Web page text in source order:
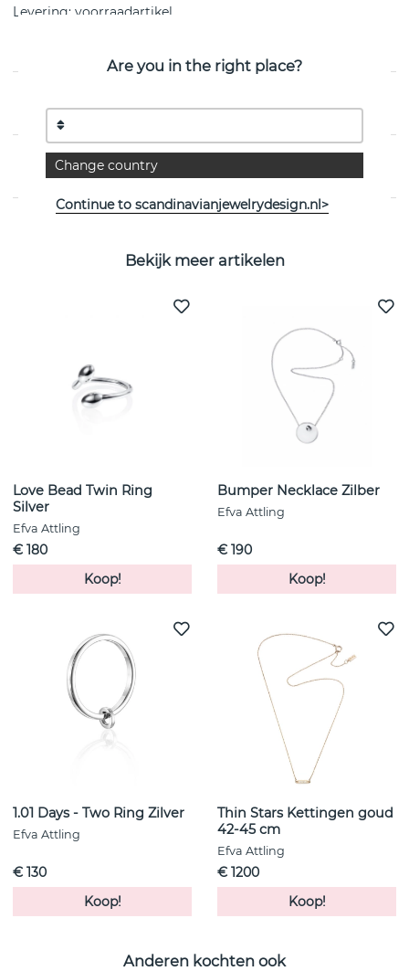
Levering: voorraadartikel
EIGENSCHAPPEN
Bekijk meer artikelen
Love Bead Twin Ring
Silver
Efva Attling
€ 180
Koop!
Bumper Necklace Zilber
Efva Attling
€ 190
Koop!
1.01 Days - Two Ring Zilver
Efva Attling
€ 130
Koop!
Thin Stars Kettingen goud
42-45 cm
Efva Attling
€ 1200
Koop!
Anderen kochten ook
Are you in the right place?
Change country
Continue to scandinavianjewelrydesign.nl>